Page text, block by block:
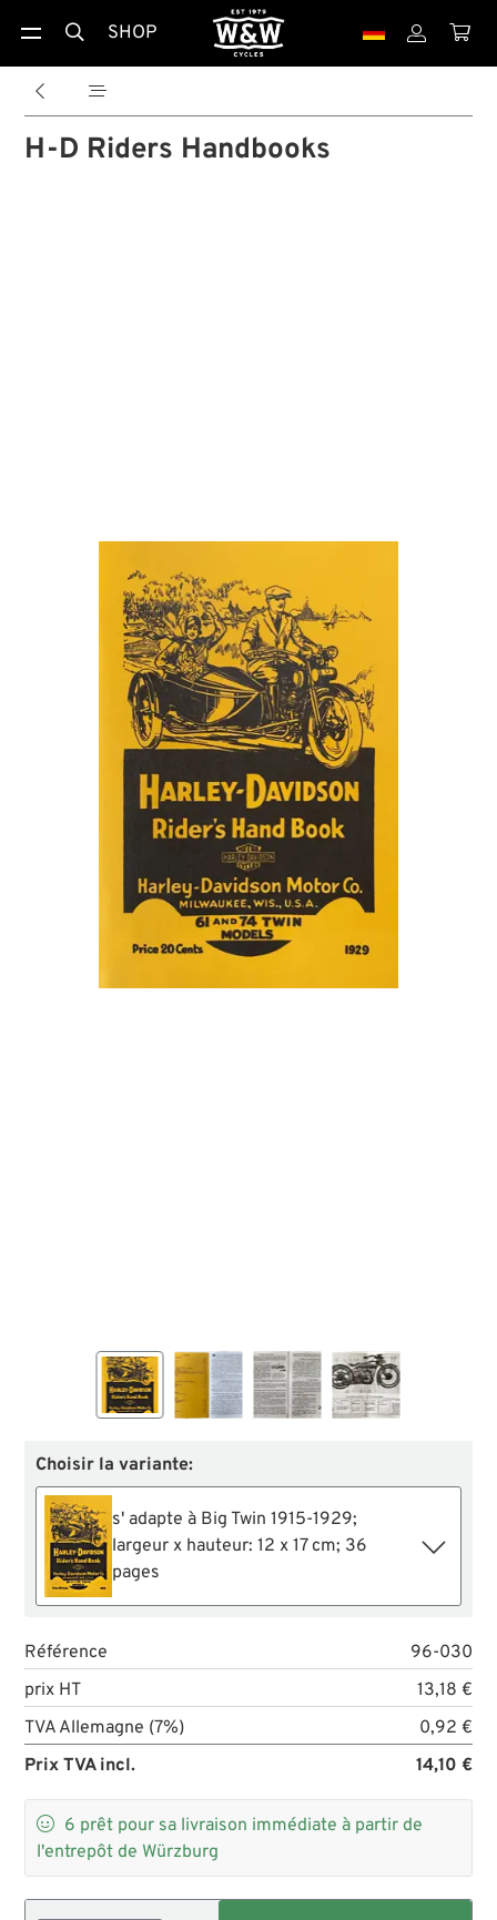
 SHOP  
 
H-D Riders Handbooks
Choisir la variante:
s' adapte à Big Twin 1915-1929;
largeur x hauteur: 12 x 17 cm; 36
pages
Référence
96-030
prix HT
13,18 €
TVA Allemagne (7%)
0,92 €
Prix TVA incl.
14,10 €
 6 prêt pour sa livraison immédiate à partir de
l'entrepôt de Würzburg